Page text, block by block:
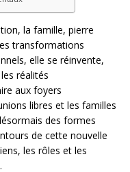
la famille, pierre
transformations
elle se réinvente,
réalités
aux foyers
libres et les familles
des formes
de cette nouvelle
les rôles et les